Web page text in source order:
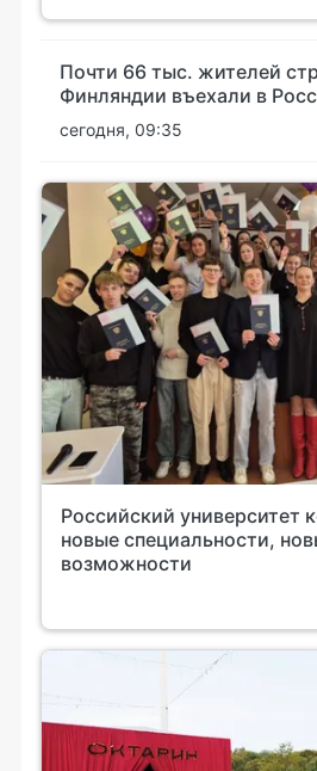
Почти 66 тыс. жителей
Финляндии въехали в
сегодня, 09:35
Российский университет
новые специальности,
возможности